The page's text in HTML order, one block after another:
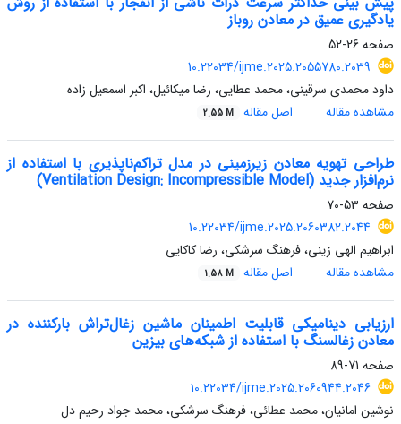
یادگیری عمیق در معادن روباز
صفحه 26-52
10.22034/ijme.2025.2055780.2039
داود محمدی سرقینی، محمد عطایی، رضا میکائیل، اکبر اسمعیل زاده
مشاهده مقاله
اصل مقاله 2.55 M
طراحی تهویه معادن زیرزمینی در مدل تراکم‌ناپذیری با استفاده از
نرم‌افزار جدید (Ventilation Design: Incompressible Model)
صفحه 53-70
10.22034/ijme.2025.2060382.2044
ابراهیم الهی زینی، فرهنگ سرشکی، رضا کاکایی
مشاهده مقاله
اصل مقاله 1.58 M
ارزیابی دینامیکی قابلیت اطمینان ماشین زغال‌تراش بارکننده در
معادن زغالسنگ با استفاده از شبکه‌های بیزین
صفحه 71-89
10.22034/ijme.2025.2060944.2046
نوشین امانیان، محمد عطائی، فرهنگ سرشکی، محمد جواد رحیم دل